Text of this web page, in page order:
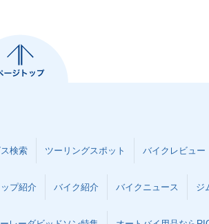
検索 ツーリングスポット バイクレビュー
プ紹介 バイク紹介 バイクニュース ジ